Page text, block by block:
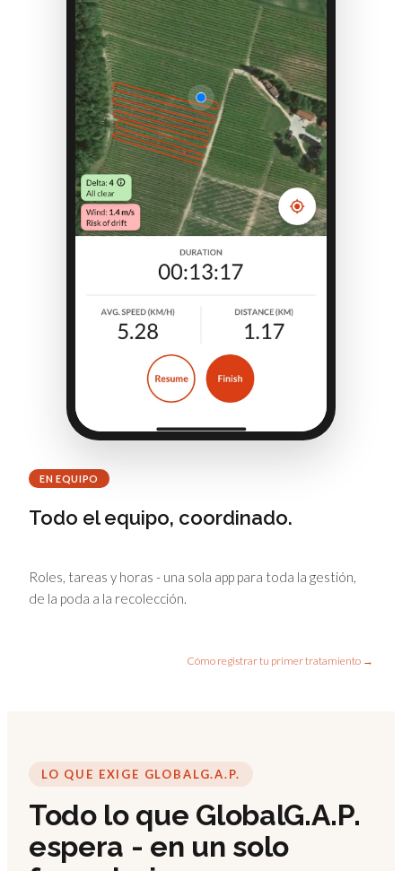
EN EQUIPO
Todo el equipo, coordinado.
Roles, tareas y horas - una sola app para toda la gestión,
de la poda a la recolección.
Cómo registrar tu primer tratamiento →
LO QUE EXIGE GLOBALG.A.P.
Todo lo que GlobalG.A.P.
espera - en un solo